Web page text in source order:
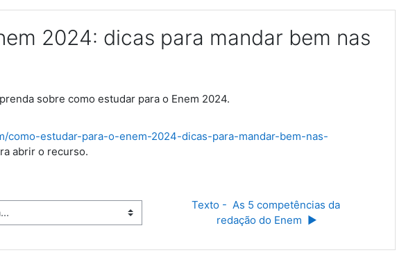
2024: dicas para mandar bem nas
sobre como estudar para o Enem 2024.
como-estudar-para-o-enem-2024-dicas-para-mandar-bem-nas-
abrir o recurso.
Texto -  As 5 competências da
redação do Enem  ▶︎